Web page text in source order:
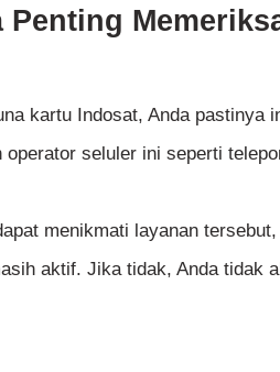
Penting
kartu Indosat, Anda pastinya
operator seluler ini seperti
menikmati layanan
aktif. Jika tidak, Anda tidak